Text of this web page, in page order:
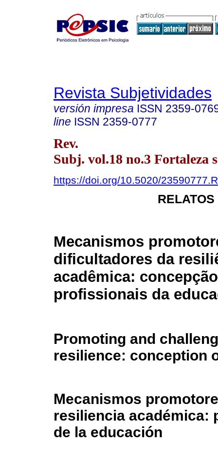
Revista Subjetividades
versión impresa ISSN 2359-
line ISSN 2359-0777
Rev.
Subj. vol.18 no.3 Fortaleza
https://doi.org/10.5020/
Mecanismos
dificultadores da
acadêmica:
profissionais da
Promoting and
resilience: conception
Mecanismos
resiliencia académica:
de la educación